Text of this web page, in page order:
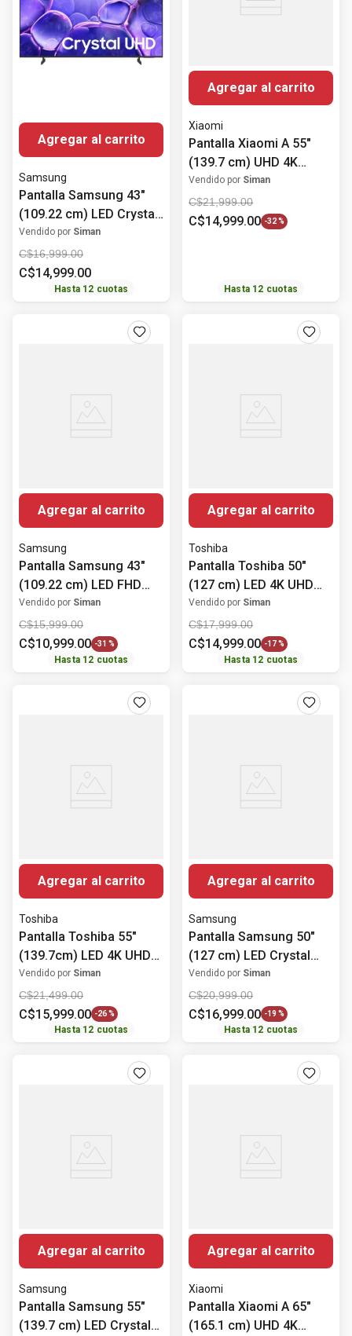
Agregar al carrito
Samsung
Pantalla Samsung 43"
(109.22 cm) LED Crystal
UHD 4K HDR10+
UN43U8000FPXPA
Vendido por Siman
C$16,999.00
C$14,999.00
Hasta 12 cuotas
Agregar al carrito
Xiaomi
Pantalla Xiaomi A 55"
(139.7 cm) UHD 4K
HDR10 63727
Vendido por Siman
C$21,999.00
C$14,999.00 -32 %
Hasta 12 cuotas
Agregar al carrito
Samsung
Pantalla Samsung 43"
(109.22 cm) LED FHD
UN43T5300APXPA
Vendido por Siman
C$15,999.00
C$10,999.00 -31 %
Hasta 12 cuotas
Agregar al carrito
Toshiba
Pantalla Toshiba 50"
(127 cm) LED 4K UHD
50C350RS
Vendido por Siman
C$17,999.00
C$14,999.00 -17 %
Hasta 12 cuotas
Agregar al carrito
Toshiba
Pantalla Toshiba 55"
(139.7cm) LED 4K UHD
55C350RS
Vendido por Siman
C$21,499.00
C$15,999.00 -26 %
Hasta 12 cuotas
Agregar al carrito
Samsung
Pantalla Samsung 50"
(127 cm) LED Crystal
UHD 4K HDR10+
UN50U8000FPXPA
Vendido por Siman
C$20,999.00
C$16,999.00 -19 %
Hasta 12 cuotas
Agregar al carrito
Samsung
Pantalla Samsung 55"
(139.7 cm) LED Crystal
Agregar al carrito
Xiaomi
Pantalla Xiaomi A 65"
(165.1 cm) UHD 4K